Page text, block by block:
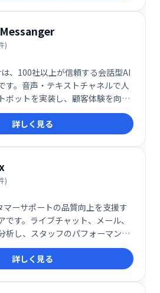
)
、100社以上が信頼する会話型AI
す。音声・テキストチャネルで人
ボットを実装し、顧客体験を向上
エンジン、感情分析、90以上の
機能を備え、コンタクトセンタ
します。エンドツーエンドの会話
コミュニケーションを実現しま
詳しく見る
)
ーサポートの品質向上を支援す
です。ライブチャット、メール、
析し、スタッフのパフォーマンス
わずか5分でQA監視プログラムを
やモチベーション向上に役立ち
顧客対応を分析することで、より
制を構築できます。
詳しく見る